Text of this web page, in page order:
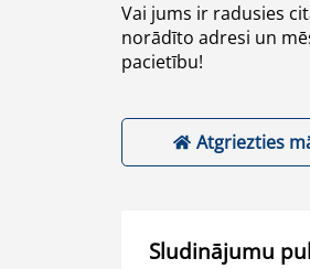
Vai jums ir radusies
norādīto adresi un
pacietību!
Atgriezties
Sludinājumu